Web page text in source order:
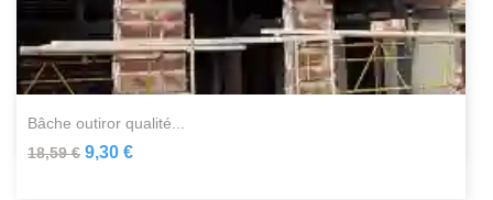
bâche outiror qualité...
18,59 € 9,30 €